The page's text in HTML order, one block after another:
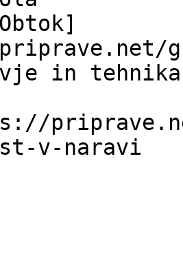
in